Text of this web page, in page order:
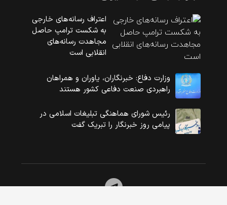
اعتراف رسانه‌های خارجی
به شکست ترامپ حاصل
مجاهدت رسانه‌های
انقلابی است
وزارت دفاع: خبرنگاران، یاوران و همراهان
راهبردی صنعت دفاعی کشور هستند
رئیس شورای هماهنگی تبلیغات اسلامی در
پیامی روز خبرنگار را تبریک گفت